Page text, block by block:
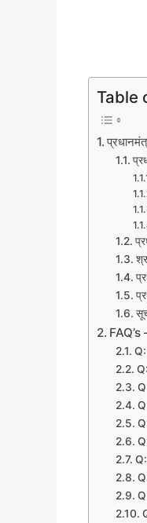
Table
FAQ’s
Q: